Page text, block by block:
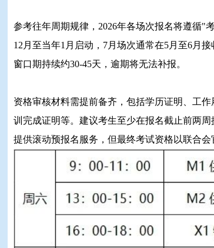
参考往年周期规律，2026年各场次报名将遵循"
12月至当年1月启动，7月场次通常在5月至6月
窗口期持续约30-45天，逾期将无法补报。
资格审核材料需提前备齐，包括学历证明、工
训完成证明等。建议考生至少在报名截止前两
提供滚动预报名服务，但最终考试资格以联合会